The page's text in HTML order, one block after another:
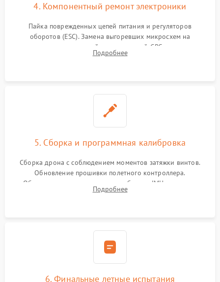
4. Компонентный ремонт электроники
Пайка поврежденных цепей питания и регуляторов
оборотов (ESC). Замена выгоревших микросхем на
материнской плате, модулей GPS
Подробнее
5. Сборка и программная калибровка
Сборка дрона с соблюдением моментов затяжки винтов.
Обновление прошивки полетного контроллера.
Обязательная программная калибровка IMU-сенсоров,
компаса, датчиков позиционирования и горизонта подвеса
Подробнее
6. Финальные летные испытания